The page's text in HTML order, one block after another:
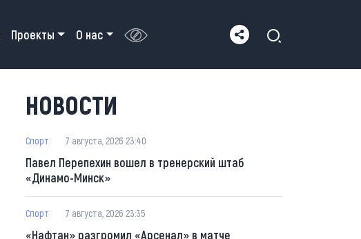
Проекты О нас
НОВОСТИ
Спорт 7 августа, 2026 23:40
Павел Перепехин вошел в тренерский штаб
«Динамо-Минск»
Спорт 7 августа, 2026 23:35
«Нафтан» разгромил «Арсенал» в матче